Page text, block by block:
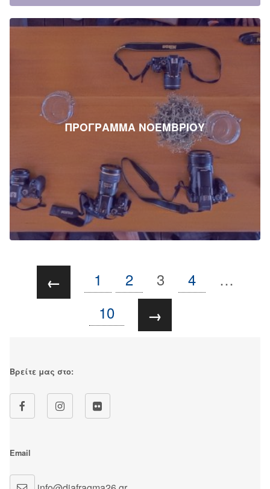
ΠΡΟΓΡΑΜΜΑ ΝΟΕΜΒΡΙΟΥ
← 1 2 3 4
…
10
→
Email
Βρείτε μας στο: